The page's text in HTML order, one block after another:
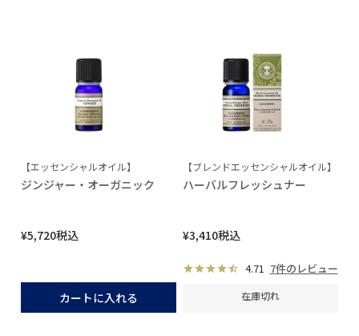
【エッセンシャルオイル】
ジンジャー・オーガニック
¥5,720税込
カートに入れる
【ブレンドエッセンシャルオイル】
ハーバルフレッシュナー
¥3,410税込
4.71 7件のレビュー
在庫切れ